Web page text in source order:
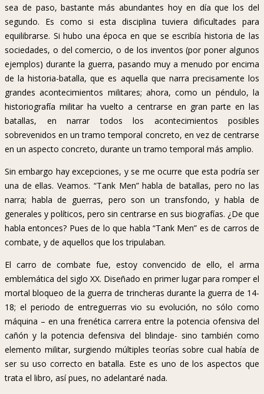
sea de paso, bastante más abundantes hoy en día que los del
segundo. Es como si esta disciplina tuviera dificultades para
equilibrarse. Si hubo una época en que se escribía historia de las
sociedades, o del comercio, o de los inventos (por poner algunos
ejemplos) durante la guerra, pasando muy a menudo por encima
de la historia-batalla, que es aquella que narra precisamente los
grandes acontecimientos militares; ahora, como un péndulo, la
historiografía militar ha vuelto a centrarse en gran parte en las
batallas, en narrar todos los acontecimientos posibles
sobrevenidos en un tramo temporal concreto, en vez de centrarse
en un aspecto concreto, durante un tramo temporal más amplio.
Sin embargo hay excepciones, y se me ocurre que esta podría ser
una de ellas. Veamos. “Tank Men” habla de batallas, pero no las
narra; habla de guerras, pero son un transfondo, y habla de
generales y políticos, pero sin centrarse en sus biografías. ¿De que
habla entonces? Pues de lo que habla “Tank Men” es de carros de
combate, y de aquellos que los tripulaban.
El carro de combate fue, estoy convencido de ello, el arma
emblemática del siglo XX. Diseñado en primer lugar para romper el
mortal bloqueo de la guerra de trincheras durante la guerra de 14-
18; el periodo de entreguerras vio su evolución, no sólo como
máquina – en una frenética carrera entre la potencia ofensiva del
cañón y la potencia defensiva del blindaje- sino también como
elemento militar, surgiendo múltiples teorías sobre cual había de
ser su uso correcto en batalla. Este es uno de los aspectos que
trata el libro, así pues, no adelantaré nada.